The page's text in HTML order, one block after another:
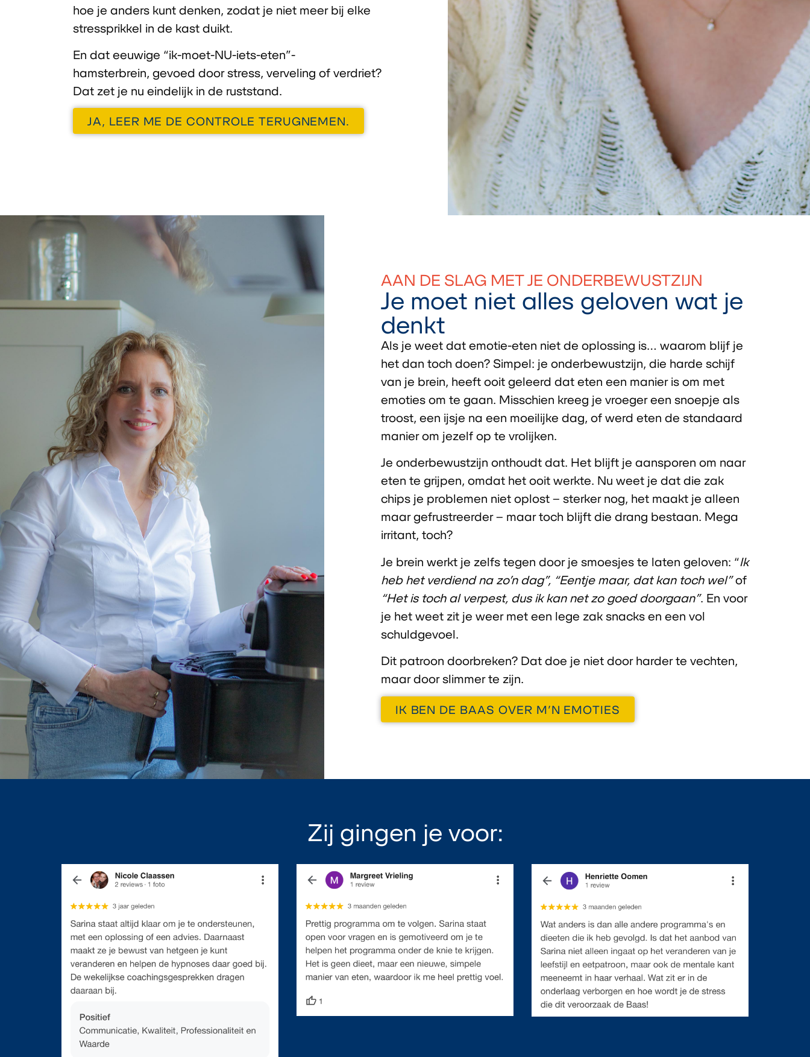
hoe je anders kunt denken, zodat je niet meer bij elke
stressprikkel in de kast duikt.
En dat eeuwige “ik-moet-NU-iets-eten”-
hamsterbrein, gevoed door stress, verveling of verdriet?
Dat zet je nu eindelijk in de ruststand.
JA, LEER ME DE CONTROLE TERUGNEMEN.
AAN DE SLAG MET JE ONDERBEWUSTZIJN
Je moet niet alles geloven wat je
denkt
Als je weet dat emotie-eten niet de oplossing is… waarom blijf je
het dan toch doen? Simpel: je onderbewustzijn, die harde schijf
van je brein, heeft ooit geleerd dat eten een manier is om met
emoties om te gaan. Misschien kreeg je vroeger een snoepje als
troost, een ijsje na een moeilijke dag, of werd eten de standaard
manier om jezelf op te vrolijken.
Je onderbewustzijn onthoudt dat. Het blijft je aansporen om naar
eten te grijpen, omdat het ooit werkte. Nu weet je dat die zak
chips je problemen niet oplost – sterker nog, het maakt je alleen
maar gefrustreerder – maar toch blijft die drang bestaan. Mega
irritant, toch?
Je brein werkt je zelfs tegen door je smoesjes te laten geloven: “Ik
heb het verdiend na zo’n dag”, “Eentje maar, dat kan toch wel”of
“Het is toch al verpest, dus ik kan net zo goed doorgaan”. En voor
je het weet zit je weer met een lege zak snacks en een vol
schuldgevoel.
Dit patroon doorbreken? Dat doe je niet door harder te vechten,
maar door slimmer te zijn.
IK BEN DE BAAS OVER M’N EMOTIES
Zij gingen je voor: